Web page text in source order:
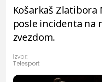
Košarkaš Zlatibora
posle incidenta na
zvezdom.
Izvor:
Telesport